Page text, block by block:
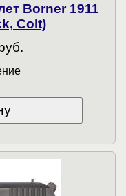
Borner 1911
Colt)